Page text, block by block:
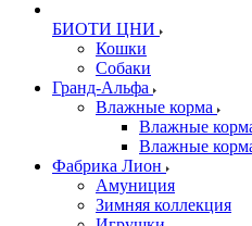
БИОТИ ЦНИ
Кошки
Собаки
Гранд-Альфа
Влажные корма
Влажные
Влажные
Фабрика Лион
Амуниция
Зимняя коллекция